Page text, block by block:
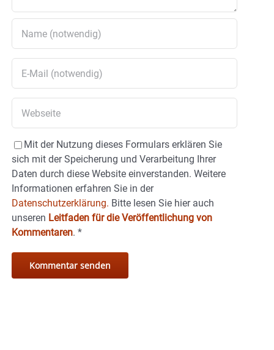
Mit der Nutzung dieses Formulars erklären Sie
sich mit der Speicherung und Verarbeitung Ihrer
Daten durch diese Website einverstanden. Weitere
Informationen erfahren Sie in der
Datenschutzerklärung. Bitte lesen Sie hier auch
unseren Leitfaden für die Veröffentlichung von
Kommentaren. *